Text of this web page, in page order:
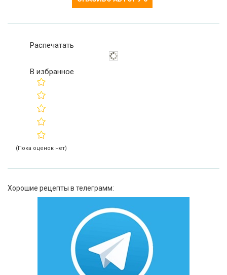
Распечатать
В избранное
(Пока оценок нет)
Хорошие рецепты в телеграмм: